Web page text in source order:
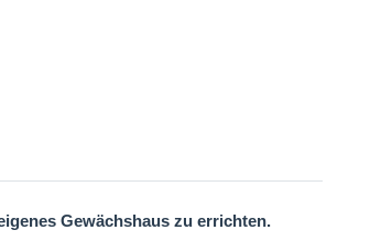
Gewächshaus zu errichten.